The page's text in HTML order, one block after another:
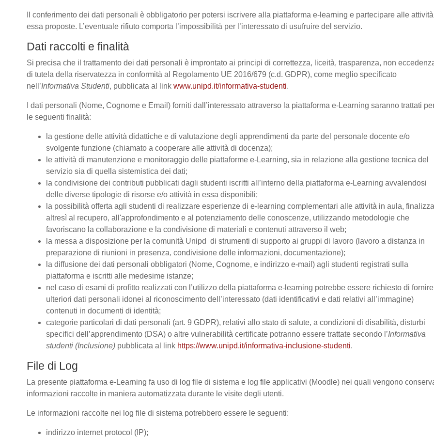
Il conferimento dei dati personali è obbligatorio per potersi iscrivere alla piattaforma e-learning e partecipare alle
essa proposte. L’eventuale rifiuto comporta l’impossibilità per l’interessato di usufruire del servizio.
Dati raccolti e finalità
Si precisa che il trattamento dei dati personali è improntato ai principi di correttezza, liceità, trasparenza, non
di tutela della riservatezza in conformità al Regolamento UE 2016/679 (c.d. GDPR), come meglio specificato
nell’Informativa Studenti, pubblicata al link www.unipd.it/informativa-studenti.
I dati personali (Nome, Cognome e Email) forniti dall’interessato attraverso la piattaforma e-Learning saranno trattati
le seguenti finalità:
la gestione delle attività didattiche e di valutazione degli apprendimenti da parte del personale docente e/o
svolgente funzione (chiamato a cooperare alle attività di docenza);
le attività di manutenzione e monitoraggio delle piattaforme e-Learning, sia in relazione alla gestione tecnica del
servizio sia di quella sistemistica dei dati;
la condivisione dei contributi pubblicati dagli studenti iscritti all’interno della piattaforma e-Learning avvalendosi
delle diverse tipologie di risorse e/o attività in essa disponibili;
la possibilità offerta agli studenti di realizzare esperienze di e-learning complementari alle attività in aula,
altresì al recupero, all'approfondimento e al potenziamento delle conoscenze, utilizzando metodologie che
favoriscano la collaborazione e la condivisione di materiali e contenuti attraverso il web;
la messa a disposizione per la comunità Unipd di strumenti di supporto ai gruppi di lavoro (lavoro a distanza in
preparazione di riunioni in presenza, condivisione delle informazioni, documentazione);
la diffusione dei dati personali obbligatori (Nome, Cognome, e indirizzo e-mail) agli studenti registrati sulla
piattaforma e iscritti alle medesime istanze;
nel caso di esami di profitto realizzati con l’utilizzo della piattaforma e-learning potrebbe essere richiesto di fornire
ulteriori dati personali idonei al riconoscimento dell’interessato (dati identificativi e dati relativi all’immagine)
contenuti in documenti di identità;
categorie particolari di dati personali (art. 9 GDPR), relativi allo stato di salute, a condizioni di disabilità, disturbi
specifici dell’apprendimento (DSA) o altre vulnerabilità certificate potranno essere trattate secondo l’Informativa
studenti (Inclusione) pubblicata al link https://www.unipd.it/informativa-inclusione-studenti.
File di Log
La presente piattaforma e-Learning fa uso di log file di sistema e log file applicativi (Moodle) nei quali vengono
informazioni raccolte in maniera automatizzata durante le visite degli utenti.
Le informazioni raccolte nei log file di sistema potrebbero essere le seguenti:
indirizzo internet protocol (IP);